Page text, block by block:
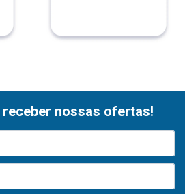
nossas ofertas!